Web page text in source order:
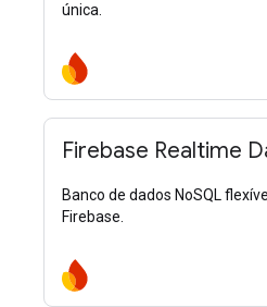
única.
Firebase Realtime
Banco de dados NoSQL
Firebase.